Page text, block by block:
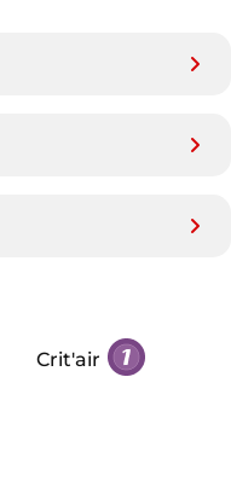
Crit'air